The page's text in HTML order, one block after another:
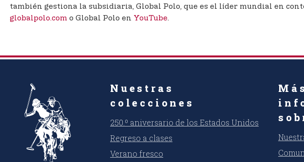
también gestiona la subsidiaria, Global Polo, que es el líder mundial en
globalpolo.com o Global Polo en YouTube.
Nuestras
colecciones
250.º aniversario de los Estados Unidos
Regreso a clases
Verano fresco
Más